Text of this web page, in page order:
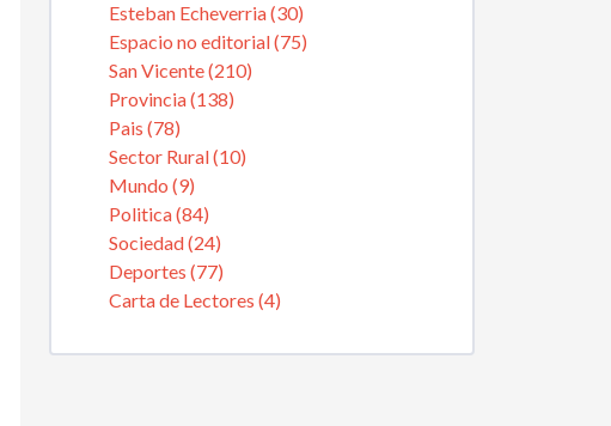
Esteban Echeverria (30)
Espacio no editorial (75)
San Vicente (210)
Provincia (138)
Pais (78)
Sector Rural (10)
Mundo (9)
Politica (84)
Sociedad (24)
Deportes (77)
Carta de Lectores (4)